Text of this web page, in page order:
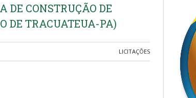
DE CONSTRUÇÃO DE
DE TRACUATEUA-PA)
LICITAÇÕES